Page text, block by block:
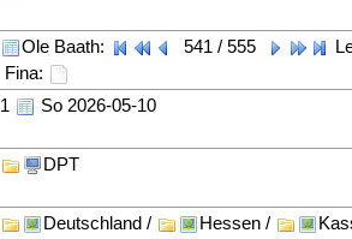
Ole Baath: 541 / 555
Fina:
1 So 2026-05-10
DPT
Deutschland / Hessen /